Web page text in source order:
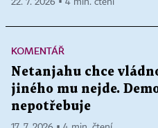
KOMENTÁŘ
Netanjahu chce
jiného mu nejde.
nepotřebuje